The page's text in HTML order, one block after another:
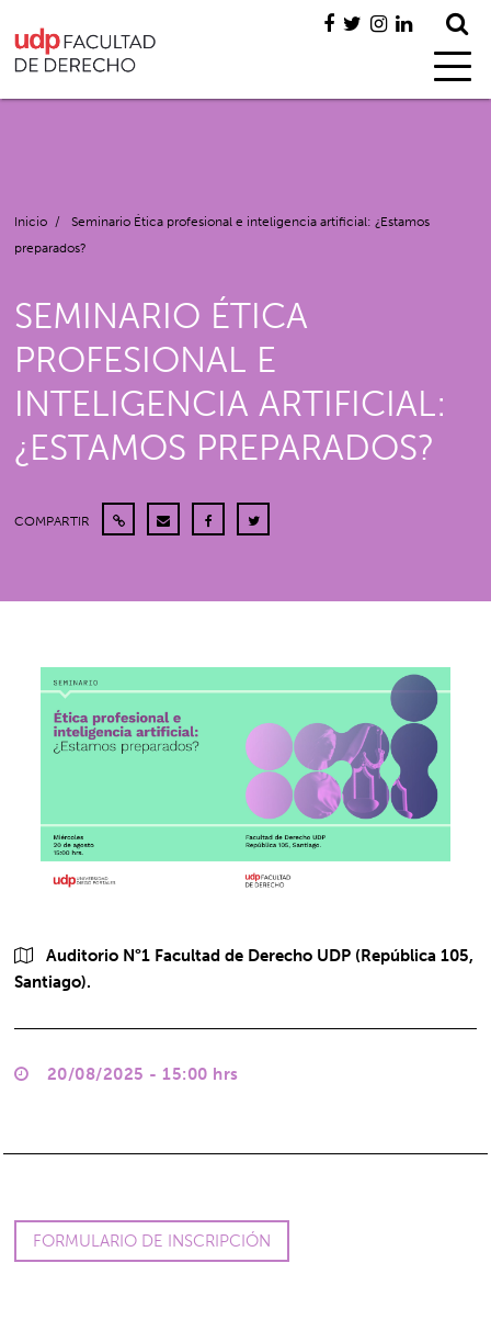
Inicio /
Seminario Ética profesional e inteligencia artificial: ¿Estamos
preparados?
SEMINARIO ÉTICA
PROFESIONAL E
INTELIGENCIA ARTIFICIAL:
¿ESTAMOS PREPARADOS?
COMPARTIR
Auditorio N°1 Facultad de Derecho UDP (República 105,
Santiago).
20/08/2025 - 15:00 hrs
FORMULARIO DE INSCRIPCIÓN